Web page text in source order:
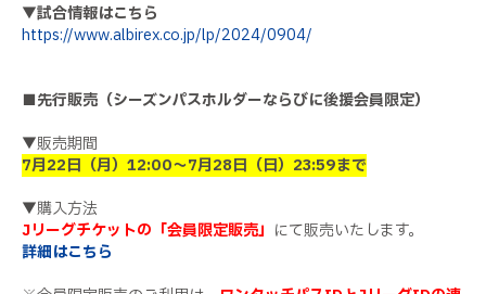
▼試合情報はこちら
https://www.albirex.co.jp/lp/2024/0904/
■先行販売（シーズンパスホルダーならびに後援会員限定）
▼販売期間
7月22日（月）12:00～7月28日（日）23:59まで
▼購入方法
Jリーグチケットの「会員限定販売」 にて販売いたします。
詳細はこちら